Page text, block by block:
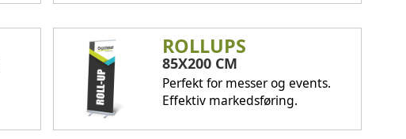
ROLLUPS
85X200 CM
Perfekt for messer og events.
Effektiv markedsføring.